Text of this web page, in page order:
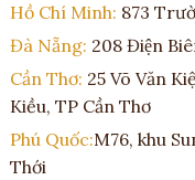
Hồ Chí Minh: 873
Đà Nẵng: 208 Điện
Cần Thơ: 25 Võ Văn
Kiều, TP Cần Thơ
Phú Quốc:M76, khu
Thới